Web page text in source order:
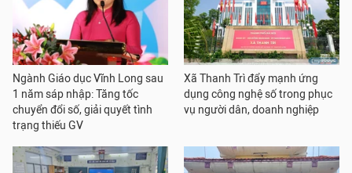
Ngành Giáo dục Vĩnh Long sau
1 năm sáp nhập: Tăng tốc
chuyển đổi số, giải quyết tình
trạng thiếu GV
Xã Thanh Trì đẩy mạnh ứng
dụng công nghệ số trong phục
vụ người dân, doanh nghiệp